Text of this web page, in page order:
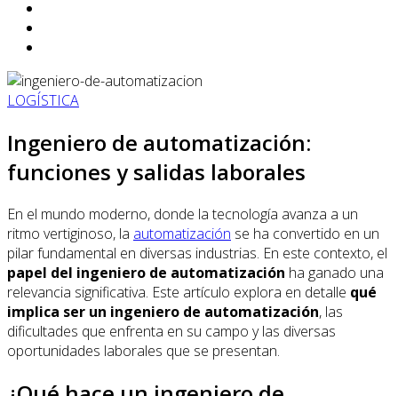
LOGÍSTICA
Ingeniero de automatización:
funciones y salidas laborales
En el mundo moderno, donde la tecnología avanza a un
ritmo vertiginoso, la automatización se ha convertido en un
pilar fundamental en diversas industrias. En este contexto, el
papel del ingeniero de automatización ha ganado una
relevancia significativa. Este artículo explora en detalle qué
implica ser un ingeniero de automatización, las
dificultades que enfrenta en su campo y las diversas
oportunidades laborales que se presentan.